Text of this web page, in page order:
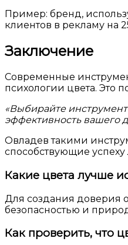
Пример: бренд,
клиентов в рекламу на
Заключение
Современные
психологии цвета. Это
«Выбирайте
эффективность вашего
Овладев такими
способствующие успеху
Какие цвета лучше
Для создания доверия
безопасностью и
Как проверить, что